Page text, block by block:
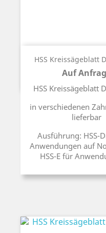
HSS Kreissägeblatt
Auf
Preis
HSS Kreissägeblatt
in verschiedenen
lieferbar
Ausführung: HSS-
Anwendungen auf
HSS-E für